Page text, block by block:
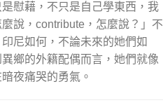
慰藉，不只是自己學東西，我
說，contribute，怎麼說？」不
尼如何，不論未來的她們如
鄉的外籍配偶而言，她們就像
夜痛哭的勇氣。